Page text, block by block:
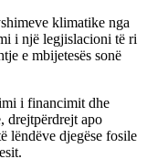
klimatike nga
i një legjislacioni të ri
e mbijetesës sonë
i financimit dhe
drejtpërdrejt apo
lëndëve djegëse fosile